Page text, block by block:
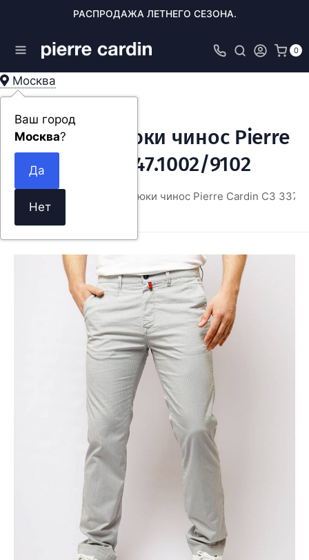
РАСПРОДАЖА ЛЕТНЕГО СЕЗОНА.
0
Москва
Ваш город
Москва?
Мужские брюки чинос Pierre
Cardin C3 33747.1002/9102
Мужские брюки чинос Pierre Cardin C3